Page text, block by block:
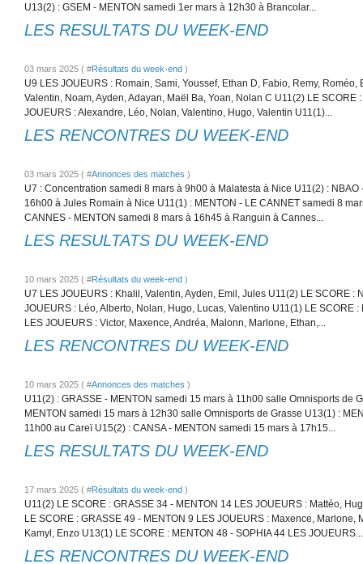
U13(2) : GSEM - MENTON samedi 1er mars à 12h30 à Brancolar...
LES RESULTATS DU WEEK-END
03 mars 2025 ( #Résultats du week-end )
U9 LES JOUEURS : Romain, Sami, Youssef, Ethan D, Fabio, Remy, Roméo,
Valentin, Noam, Ayden, Adayan, Maël Ba, Yoan, Nolan C U11(2) LE SCORE
JOUEURS : Alexandre, Léo, Nolan, Valentino, Hugo, Valentin U11(1)...
LES RENCONTRES DU WEEK-END
03 mars 2025 ( #Annonces des matches )
U7 : Concentration samedi 8 mars à 9h00 à Malatesta à Nice U11(2) :
16h00 à Jules Romain à Nice U11(1) : MENTON - LE CANNET samedi 8
CANNES - MENTON samedi 8 mars à 16h45 à Ranguin à Cannes...
LES RESULTATS DU WEEK-END
10 mars 2025 ( #Résultats du week-end )
U7 LES JOUEURS : Khalil, Valentin, Ayden, Emil, Jules U11(2) LE SCORE :
JOUEURS : Léo, Alberto, Nolan, Hugo, Lucas, Valentino U11(1) LE SCORE
LES JOUEURS : Victor, Maxence, Andréa, Malonn, Marlone, Ethan,...
LES RENCONTRES DU WEEK-END
10 mars 2025 ( #Annonces des matches )
U11(2) : GRASSE - MENTON samedi 15 mars à 11h00 salle Omnisports de
MENTON samedi 15 mars à 12h30 salle Omnisports de Grasse U13(1) :
11h00 au Careï U15(2) : CANSA - MENTON samedi 15 mars à 17h15...
LES RESULTATS DU WEEK-END
17 mars 2025 ( #Résultats du week-end )
U11(2) LE SCORE : GRASSE 34 - MENTON 14 LES JOUEURS : Mattéo,
LE SCORE : GRASSE 49 - MENTON 9 LES JOUEURS : Maxence, Marlone,
Kamyl, Enzo U13(1) LE SCORE : MENTON 48 - SOPHIA 44 LES JOUEURS...
LES RENCONTRES DU WEEK-END